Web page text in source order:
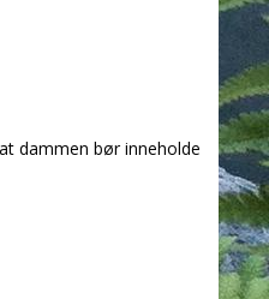
dammen bør inneholde